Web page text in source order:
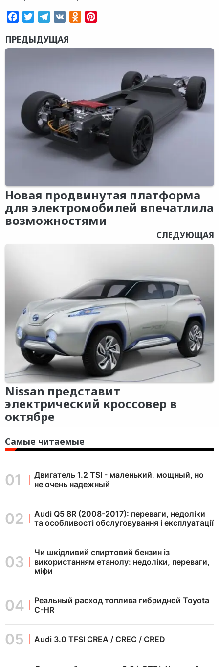
FacebookTwitterTelegram
VK Odnoklassniki
ПРЕДЫДУЩАЯ
Новая продвинутая платформа
для электромобилей впечатлила
возможностями
СЛЕДУЮЩАЯ
Nissan представит
электрический кроссовер в
октябре
Самые читаемые
Двигатель 1.2 TSI - маленький, мощный, но
не очень надежный
Audi Q5 8R (2008-2017): переваги, недоліки
та особливості обслуговування і експлуатації
Чи шкідливий спиртовий бензин із
використанням етанолу: недоліки, переваги,
міфи
Реальный расход топлива гибридной Toyota
C-HR
Audi 3.0 TFSI CREA / CREC / CRED